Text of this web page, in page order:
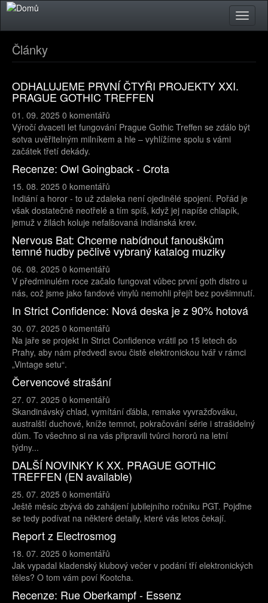
Přejít k hlavnímu obsahu
Toggle
Články
ODHALUJEME PRVNÍ ČTYŘI PROJEKTY XXI.
PRAGUE GOTHIC TREFFEN
01. 09. 2025 0 komentářů
Výročí dvaceti let fungování Prague Gothic Treffen se zdálo být
sotva uvěřitelným milníkem a hle – vyhlížíme spolu s vámi
začátek třetí dekády.
Recenze: Owl Goingback - Crota
15. 08. 2025 0 komentářů
Indiání a horor - to už zdaleka není ojedinělé spojení. Pořád je
však dostatečně neotřelé a tím spíš, když jej napíše chlapík,
jemuž v žilách koluje nefalšovaná indiánská krev.
Nervous Bat: Chceme nabídnout fanouškům
temné hudby pečlivě vybraný katalog muziky
06. 08. 2025 0 komentářů
V předminulém roce začalo fungovat vůbec první goth distro u
nás, což jsme jako fandové vinylů nemohli přejít bez povšimnutí.
In Strict Confidence: Nová deska je z 90% hotová
30. 07. 2025 0 komentářů
Na jaře se projekt In Strict Confidence vrátil po 15 letech do
Prahy, aby nám předvedl svou čistě elektronickou tvář v rámci
„Vintage setu“.
Červencové strašání
27. 07. 2025 0 komentářů
Skandinávský chlad, vymítání ďábla, remake vyvražďováku,
australští duchové, kníže temnot, pokračování série i strašidelný
dům. To všechno si na vás připravili tvůrci hororů na letní
týdny...
DALŠÍ NOVINKY K XX. PRAGUE GOTHIC
TREFFEN (EN available)
25. 07. 2025 0 komentářů
Ještě měsíc zbývá do zahájení jubilejního ročníku PGT. Pojďme
se tedy podívat na některé detaily, které vás letos čekají.
Report z Electrosmog
18. 07. 2025 0 komentářů
Jak vypadal kladenský klubový večer v podání tří elektronických
těles? O tom vám poví Kootcha.
Recenze: Rue Oberkampf - Essenz